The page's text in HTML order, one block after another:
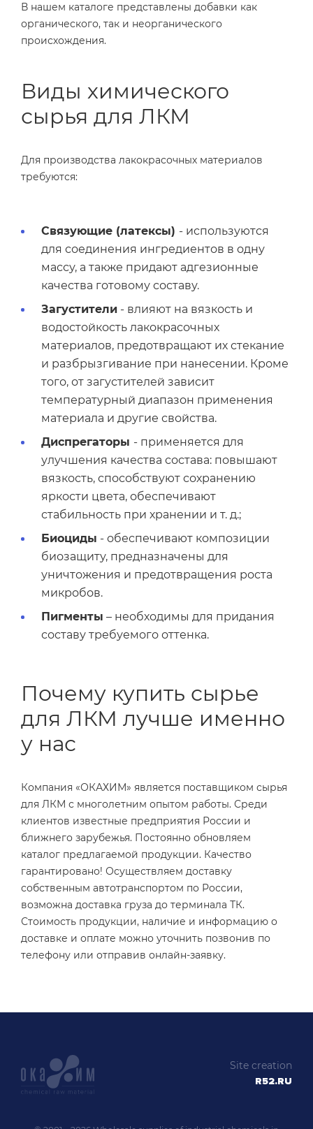
В нашем каталоге представлены добавки как
органического, так и неорганического
происхождения.
Виды химического
сырья для ЛКМ
Для производства лакокрасочных материалов
требуются:
Связующие (латексы) - используются
для соединения ингредиентов в одну
массу, а также придают адгезионные
качества готовому составу.
Загустители - влияют на вязкость и
водостойкость лакокрасочных
материалов, предотвращают их стекание
и разбрызгивание при нанесении. Кроме
того, от загустителей зависит
температурный диапазон применения
материала и другие свойства.
Диспрегаторы - применяется для
улучшения качества состава: повышают
вязкость, способствуют сохранению
яркости цвета, обеспечивают
стабильность при хранении и т. д.;
Биоциды - обеспечивают композиции
биозащиту, предназначены для
уничтожения и предотвращения роста
микробов.
Пигменты – необходимы для придания
составу требуемого оттенка.
Почему купить сырье
для ЛКМ лучше именно
у нас
Компания «ОКАХИМ» является поставщиком сырья
для ЛКМ с многолетним опытом работы. Среди
клиентов известные предприятия России и
ближнего зарубежья. Постоянно обновляем
каталог предлагаемой продукции. Качество
гарантировано! Осуществляем доставку
собственным автотранспортом по России,
возможна доставка груза до терминала ТК.
Стоимость продукции, наличие и информацию о
доставке и оплате можно уточнить позвонив по
телефону или отправив онлайн-заявку.
Site creation
R52.RU